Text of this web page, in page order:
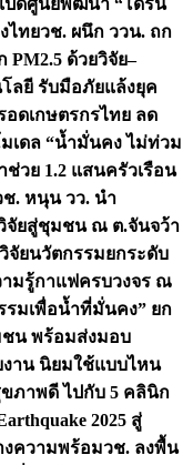
ปิดศูนย์พัฒนา “โดรน
ไทยวช. ผนึก ววน. ถก
ด้วยวิจัย–
โลยี รับมือภัยแล้งยุค
ดเกษตรกรไทย ลด
เดล “น้ำมั่นคง ไม่ท่วม
วย 1.2 แสนครัวเรือน
ช. หนุน วว. นำ
จัยสู่ชุมชน ณ ต.จันจว้า
จัยนวัตกรรมยกระดับ
มรู้กาแฟครบวงจร ณ
มเพื่อน้ำที่มั่นคง” ยก
น พร้อมส่งมอบ
งาน นิยมใช้แบบไหน
ภาพดี ไปกับ 5 คลินิก
2025 สู่
งความพร้อมวช. ลงพื้น